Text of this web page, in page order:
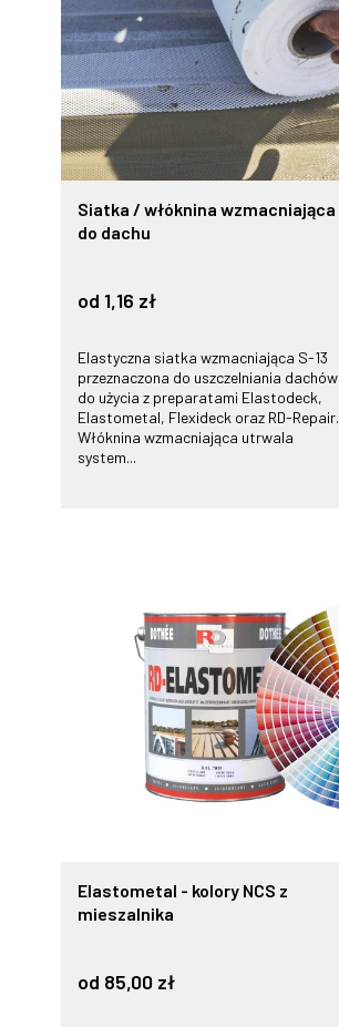
Siatka / włóknina wzmacniająca
do dachu
od 1,16 zł
Elastyczna siatka wzmacniająca S-13
przeznaczona do uszczelniania dachów
do użycia z preparatami Elastodeck,
Elastometal, Flexideck oraz RD-Repair.
Włóknina wzmacniająca utrwala
system...
Elastometal - kolory NCS z
mieszalnika
od 85,00 zł